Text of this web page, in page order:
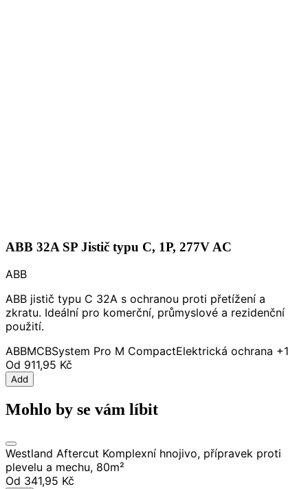
ABB 32A SP Jistič typu C, 1P, 277V AC
ABB
ABB jistič typu C 32A s ochranou proti přetížení a
zkratu. Ideální pro komerční, průmyslové a rezidenční
použití.
ABBMCBSystem Pro M CompactElektrická ochrana +1
Od 911,95 Kč
Add
Mohlo by se vám líbit
Westland Aftercut Komplexní hnojivo, přípravek proti
plevelu a mechu, 80m²
Od 341,95 Kč